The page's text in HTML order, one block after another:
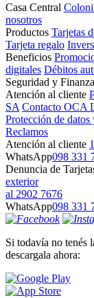
Casa Central
nosotros
Productos Tarjetas
Tarjeta regalo
Beneficios
digitales Débitos
Seguridad y
Atención al cliente
SA Contacto OCA
Protección de
Reclamos
Atención al cliente
WhatsApp098 331
Denuncia de
exterior
al 2902 7676
WhatsApp098 331
Si todavía no tenés
descargala ahora: